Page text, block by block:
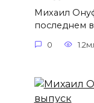
Михаил
последнем
0